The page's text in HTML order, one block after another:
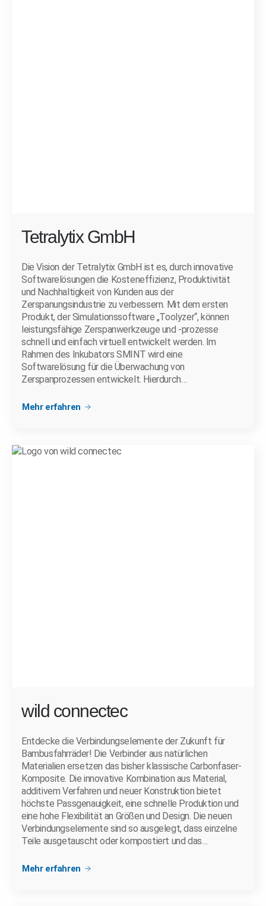
Tetralytix GmbH
Die Vision der Tetralytix GmbH ist es, durch innovative
Softwarelösungen die Kosteneffizienz, Produktivität
und Nachhaltigkeit von Kunden aus der
Zerspanungsindustrie zu verbessern. Mit dem ersten
Produkt, der Simulationssoftware „Toolyzer“, können
leistungsfähige Zerspanwerkzeuge und -prozesse
schnell und einfach virtuell entwickelt werden. Im
Rahmen des Inkubators SMINT wird eine
Softwarelösung für die Überwachung von
Zerspanprozessen entwickelt. Hierdurch…
Mehr erfahren
wild connectec
Entdecke die Verbindungselemente der Zukunft für
Bambusfahrräder! Die Verbinder aus natürlichen
Materialien ersetzen das bisher klassische Carbonfaser-
Komposite. Die innovative Kombination aus Material,
additivem Verfahren und neuer Konstruktion bietet
höchste Passgenauigkeit, eine schnelle Produktion und
eine hohe Flexibilität an Größen und Design. Die neuen
Verbindungselemente sind so ausgelegt, dass einzelne
Teile ausgetauscht oder kompostiert und das…
Mehr erfahren